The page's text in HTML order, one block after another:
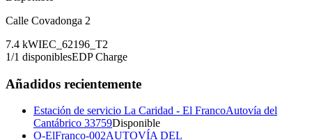
Calle Covadonga 2
7.4 kWIEC_62196_T2
1/1 disponiblesEDP Charge
Añadidos recientemente
Estación de servicio La Caridad - El FrancoAutovía del
Cantábrico 33759Disponible
O-ElFranco-002AUTOVÍA DEL